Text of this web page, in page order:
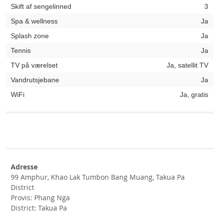
Skift af sengelinned
3
Spa & wellness
Ja
Splash zone
Ja
Tennis
Ja
TV på værelset
Ja, satellit TV
Vandrutsjebane
Ja
WiFi
Ja, gratis
Adresse
99 Amphur, Khao Lak Tumbon Bang Muang, Takua Pa
District
Provis: Phang Nga
District: Takua Pa